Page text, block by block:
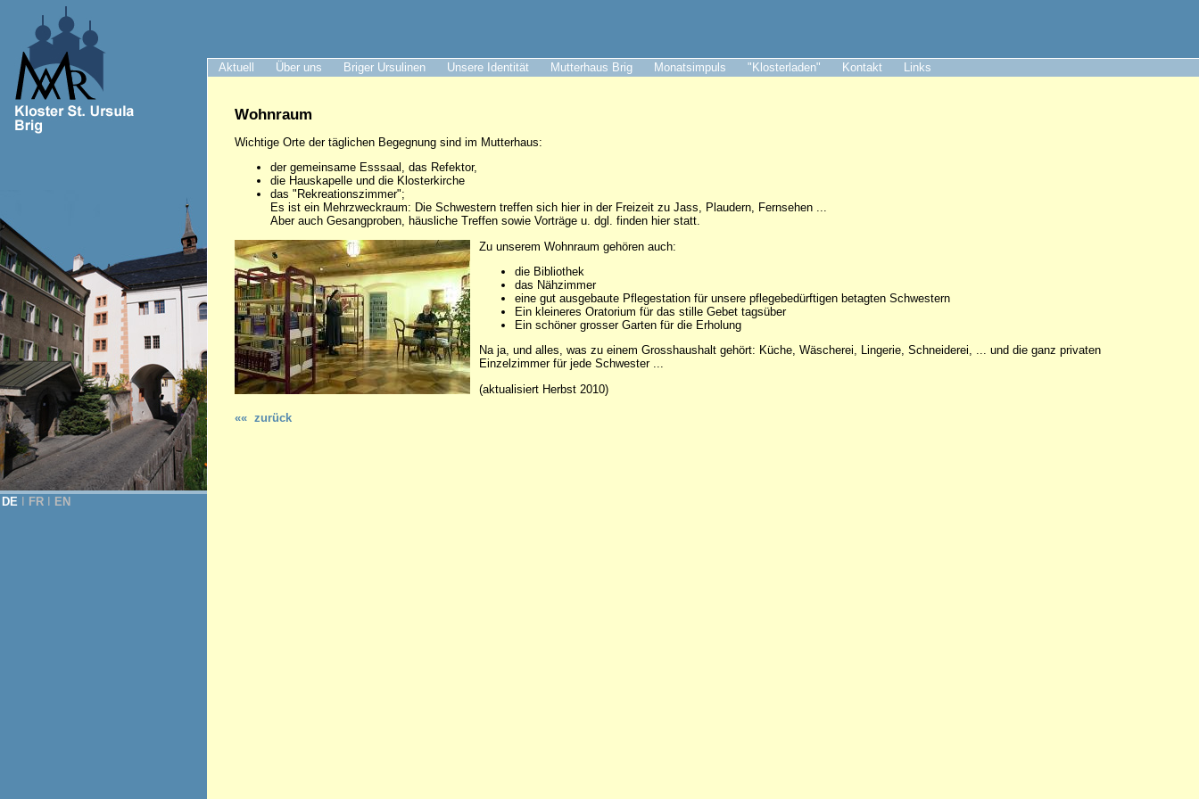
Aktuell Über uns Briger Ursulinen Unsere Identität Mutterhaus Brig Monatsimpuls "Klosterladen" Kontakt Links
DE FR EN
Wohnraum
Wichtige Orte der täglichen Begegnung sind im Mutterhaus:
der gemeinsame Esssaal, das Refektor,
die Hauskapelle und die Klosterkirche
das "Rekreationszimmer";
Es ist ein Mehrzweckraum: Die Schwestern treffen sich hier in der Freizeit zu Jass, Plaudern, Fernsehen ...
Aber auch Gesangproben, häusliche Treffen sowie Vorträge u. dgl. finden hier statt.
Zu unserem Wohnraum gehören auch:
die Bibliothek
das Nähzimmer
eine gut ausgebaute Pflegestation für unsere pflegebedürftigen betagten Schwestern
Ein kleineres Oratorium für das stille Gebet tagsüber
Ein schöner grosser Garten für die Erholung
Na ja, und alles, was zu einem Grosshaushalt gehört: Küche, Wäscherei, Lingerie, Schneiderei, ... und die ganz privaten
Einzelzimmer für jede Schwester ...
(aktualisiert Herbst 2010)
«« zurück